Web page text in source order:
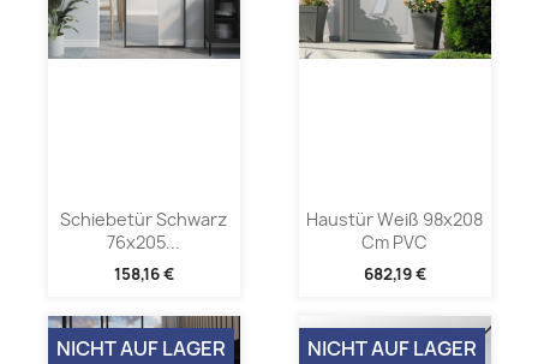
Schiebetür Schwarz
76x205...
158,16 €
Haustür Weiß 98x208
Cm PVC
682,19 €
NICHT AUF LAGER NICHT AUF LAGER